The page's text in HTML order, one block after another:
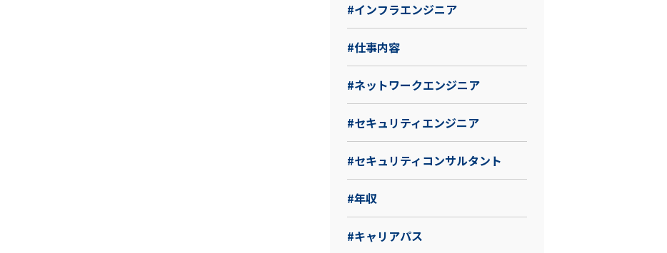
#インフラエンジニア
#仕事内容
#ネットワークエンジニア
#セキュリティエンジニア
#セキュリティコンサルタント
#年収
#キャリアパス